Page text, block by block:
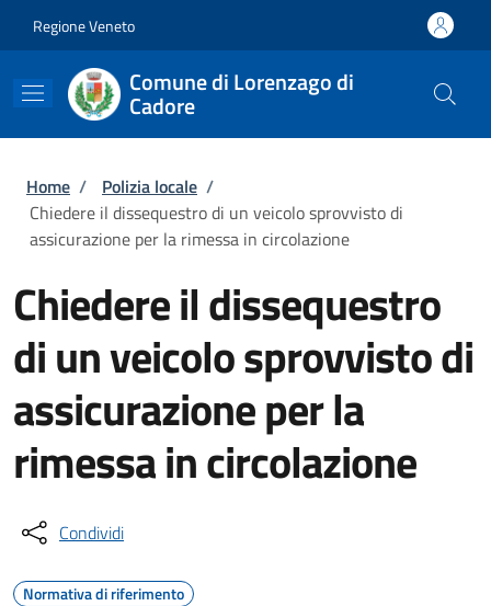
Regione Veneto
Comune di Lorenzago di
Cadore
Briciole di pane
Home / Polizia locale /
Chiedere il dissequestro di un veicolo sprovvisto di
assicurazione per la rimessa in circolazione
Chiedere il dissequestro
di un veicolo sprovvisto di
assicurazione per la
rimessa in circolazione
Condividi
Normativa di riferimento